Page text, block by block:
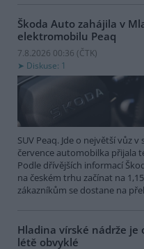
Škoda Auto zahájila v
elektromobilu Peaq
7.8.2026 00:36 (ČTK)
Diskuse: 1
SUV Peaq. Jde o největší vůz
července automobilka přijala
Podle dřívějších informací
na českém trhu začínat na
zákazníkům se dostane na
Hladina vírské nádrže je
létě obvyklé